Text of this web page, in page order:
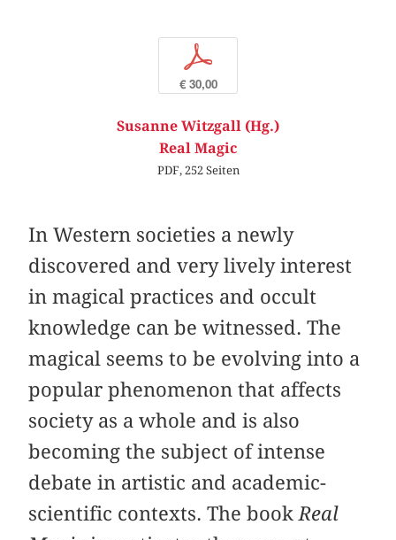
p
€ 30,00
Susanne Witzgall (Hg.)
Real Magic
PDF, 252 Seiten
In Western societies a newly
discovered and very lively interest
in magical practices and occult
knowledge can be witnessed. The
magical seems to be evolving into a
popular phenomenon that affects
society as a whole and is also
becoming the subject of intense
debate in artistic and academic-
scientific contexts. The book Real